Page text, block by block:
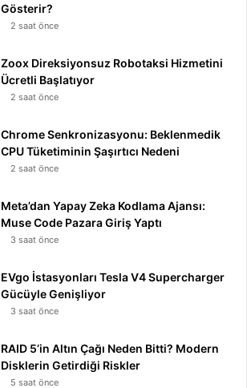
Gösterir?
2 saat önce
Zoox Direksiyonsuz Robotaksi Hizmetini
Ücretli Başlatıyor
2 saat önce
Chrome Senkronizasyonu: Beklenmedik
CPU Tüketiminin Şaşırtıcı Nedeni
2 saat önce
Meta’dan Yapay Zeka Kodlama Ajansı:
Muse Code Pazara Giriş Yaptı
3 saat önce
EVgo İstasyonları Tesla V4 Supercharger
Gücüyle Genişliyor
3 saat önce
RAID 5’in Altın Çağı Neden Bitti? Modern
Disklerin Getirdiği Riskler
5 saat önce